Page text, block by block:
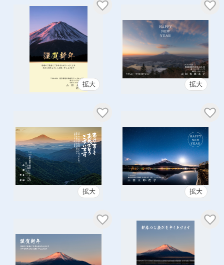
拡大 拡大
拡大 拡大